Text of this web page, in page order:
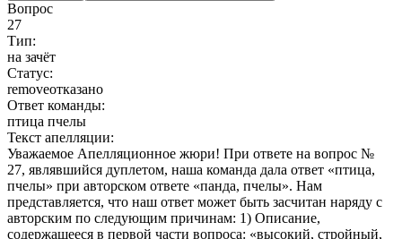
Вопрос
27
Тип:
на зачёт
Статус:
removeотказано
Ответ команды:
птица пчелы
Текст апелляции:
Уважаемое Апелляционное жюри! При ответе на вопрос №
27, являвшийся дуплетом, наша команда дала ответ «птица,
пчелы» при авторском ответе «панда, пчелы». Нам
представляется, что наш ответ может быть засчитан наряду с
авторским по следующим причинам: 1) Описание,
содержащееся в первой части вопроса: «высокий, стройный,